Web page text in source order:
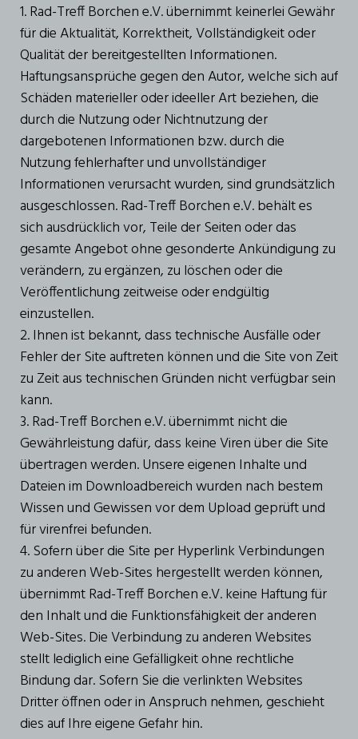
1. Rad-Treff Borchen e.V. übernimmt keinerlei Gewähr
für die Aktualität, Korrektheit, Vollständigkeit oder
Qualität der bereitgestellten Informationen.
Haftungsansprüche gegen den Autor, welche sich auf
Schäden materieller oder ideeller Art beziehen, die
durch die Nutzung oder Nichtnutzung der
dargebotenen Informationen bzw. durch die
Nutzung fehlerhafter und unvollständiger
Informationen verursacht wurden, sind grundsätzlich
ausgeschlossen. Rad-Treff Borchen e.V. behält es
sich ausdrücklich vor, Teile der Seiten oder das
gesamte Angebot ohne gesonderte Ankündigung zu
verändern, zu ergänzen, zu löschen oder die
Veröffentlichung zeitweise oder endgültig
einzustellen.
2. Ihnen ist bekannt, dass technische Ausfälle oder
Fehler der Site auftreten können und die Site von Zeit
zu Zeit aus technischen Gründen nicht verfügbar sein
kann.
3. Rad-Treff Borchen e.V. übernimmt nicht die
Gewährleistung dafür, dass keine Viren über die Site
übertragen werden. Unsere eigenen Inhalte und
Dateien im Downloadbereich wurden nach bestem
Wissen und Gewissen vor dem Upload geprüft und
für virenfrei befunden.
4. Sofern über die Site per Hyperlink Verbindungen
zu anderen Web-Sites hergestellt werden können,
übernimmt Rad-Treff Borchen e.V. keine Haftung für
den Inhalt und die Funktionsfähigkeit der anderen
Web-Sites. Die Verbindung zu anderen Websites
stellt lediglich eine Gefälligkeit ohne rechtliche
Bindung dar. Sofern Sie die verlinkten Websites
Dritter öffnen oder in Anspruch nehmen, geschieht
dies auf Ihre eigene Gefahr hin.